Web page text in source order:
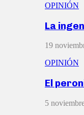
OPINIÓN
La
19
OPINIÓN
El
5